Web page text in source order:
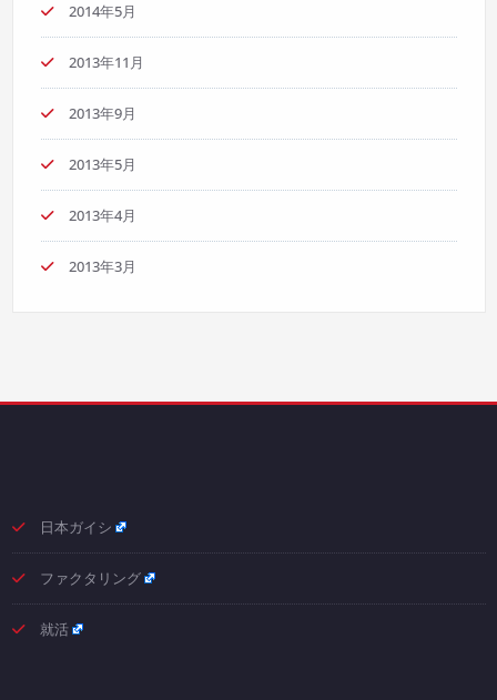
2014年5月
2013年11月
2013年9月
2013年5月
2013年4月
2013年3月
日本ガイシ
ファクタリング
就活